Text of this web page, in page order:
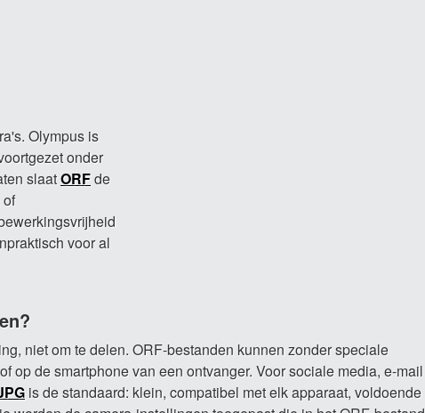
Olympus is
onder
slaatORFde
voor al
niet om te delen. ORF-bestanden kunnen zonder speciale
op de smartphone van een ontvanger. Voor sociale media, e-mail
is de standaard: klein, compatibel met elk apparaat, voldoende